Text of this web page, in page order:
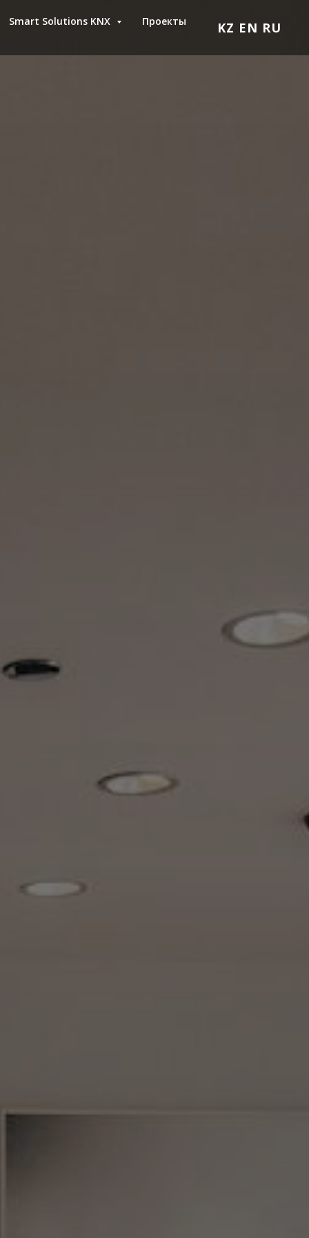
Smart Solutions KNX Проекты KZ EN RU